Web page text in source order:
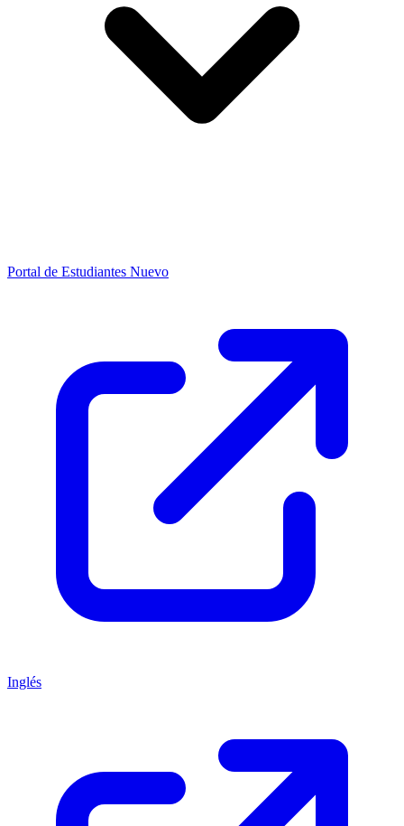
Portal de Estudiantes Nuevo
Inglés